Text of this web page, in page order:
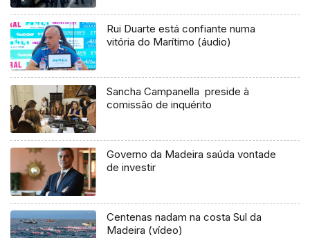
Rui Duarte está confiante numa
vitória do Marítimo (áudio)
Sancha Campanella preside à
comissão de inquérito
Governo da Madeira saúda vontade
de investir
Centenas nadam na costa Sul da
Madeira (vídeo)